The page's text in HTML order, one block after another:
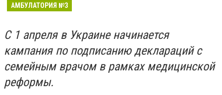
АМБУЛАТОРИЯ №3
С 1 апреля в Украине начинается
кампания по подписанию деклараций с
семейным врачом в рамках медицинской
реформы.